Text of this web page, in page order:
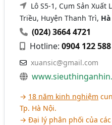
Lô S5-1, Cụm Sản Xuất
Triều, Huyện Thanh Trì,
(024) 3664 4721
Hotline:0904 122 588
xuansic@gmail.com
→ 18 năm kinh nghiệm
Tp. Hà Nội.
→ Đại lý phân phối của